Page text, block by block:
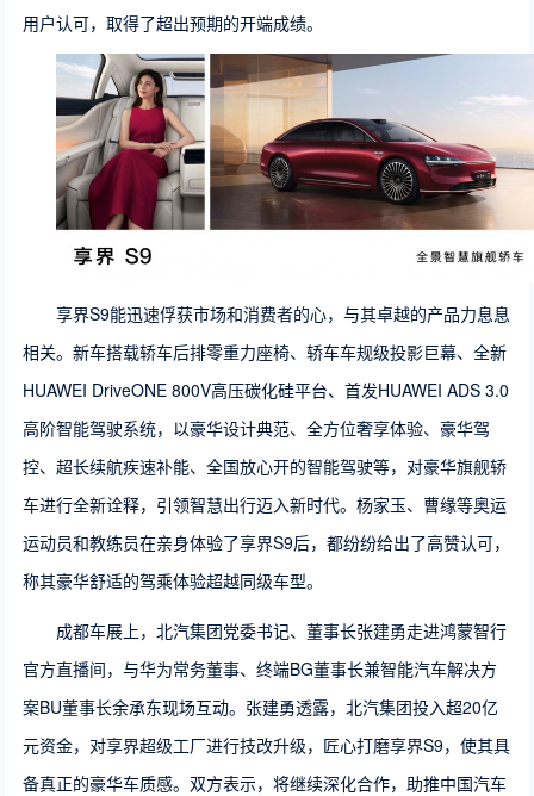
用户认可，取得了超出预期的开端成绩。
享界S9能迅速俘获市场和消费者的心，与其卓越的产品力息息
相关。新车搭载轿车后排零重力座椅、轿车车规级投影巨幕、全新
HUAWEI DriveONE 800V高压碳化硅平台、首发HUAWEI ADS 3.0
高阶智能驾驶系统，以豪华设计典范、全方位奢享体验、豪华驾
控、超长续航疾速补能、全国放心开的智能驾驶等，对豪华旗舰轿
车进行全新诠释，引领智慧出行迈入新时代。杨家玉、曹缘等奥运
运动员和教练员在亲身体验了享界S9后，都纷纷给出了高赞认可，
称其豪华舒适的驾乘体验超越同级车型。
成都车展上，北汽集团党委书记、董事长张建勇走进鸿蒙智行
官方直播间，与华为常务董事、终端BG董事长兼智能汽车解决方
案BU董事长余承东现场互动。张建勇透露，北汽集团投入超20亿
元资金，对享界超级工厂进行技改升级，匠心打磨享界S9，使其具
备真正的豪华车质感。双方表示，将继续深化合作，助推中国汽车